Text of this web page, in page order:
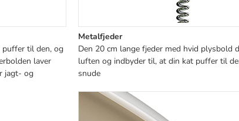
puffer til den, og
laver
jagt- og
Metalfjeder
Den 20 cm lange fjeder med hvid plysbold
luften og indbyder til, at din kat puffer til
snude